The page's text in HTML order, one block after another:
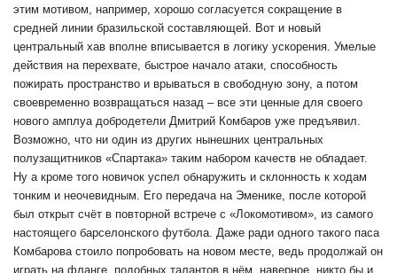
этим мотивом, например, хорошо согласуется сокращение в
средней линии бразильской составляющей. Вот и новый
центральный хав вполне вписывается в логику ускорения. Умелые
действия на перехвате, быстрое начало атаки, способность
пожирать пространство и врываться в свободную зону, а потом
своевременно возвращаться назад – все эти ценные для своего
нового амплуа добродетели Дмитрий Комбаров уже предъявил.
Возможно, что ни один из других нынешних центральных
полузащитников «Спартака» таким набором качеств не обладает.
Ну а кроме того новичок успел обнаружить и склонность к ходам
тонким и неочевидным. Его передача на Эменике, после которой
был открыт счёт в повторной встрече с «Локомотивом», из самого
настоящего барселонского футбола. Даже ради одного такого паса
Комбарова стоило попробовать на новом месте, ведь продолжай он
играть на фланге, подобных талантов в нём, наверное, никто бы и